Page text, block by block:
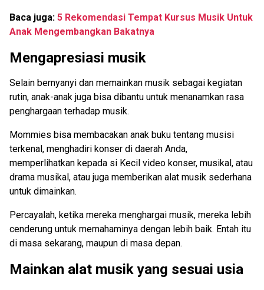
Baca juga: 5 Rekomendasi Tempat Kursus Musik Untuk
Anak Mengembangkan Bakatnya
Mengapresiasi musik
Selain bernyanyi dan memainkan musik sebagai kegiatan
rutin, anak-anak juga bisa dibantu untuk menanamkan rasa
penghargaan terhadap musik.
Mommies bisa membacakan anak buku tentang musisi
terkenal, menghadiri konser di daerah Anda,
memperlihatkan kepada si Kecil video konser, musikal, atau
drama musikal, atau juga memberikan alat musik sederhana
untuk dimainkan.
Percayalah, ketika mereka menghargai musik, mereka lebih
cenderung untuk memahaminya dengan lebih baik. Entah itu
di masa sekarang, maupun di masa depan.
Mainkan alat musik yang sesuai usia